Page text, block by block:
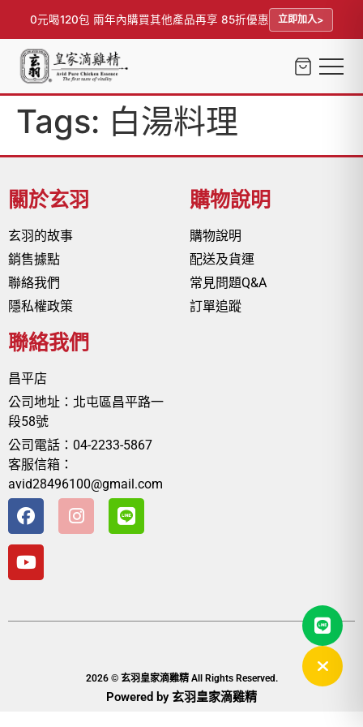
0元喝120包 兩年內購買其他產品再享 85折優惠 立即加入
Tags: 白湯料理
關於玄羽
玄羽的故事
銷售據點
聯絡我們
隱私權政策
購物說明
購物說明
配送及貨運
常見問題Q&A
訂單追蹤
聯絡我們
昌平店
公司地址：北屯區昌平路一
段58號
公司電話：04-2233-5867
客服信箱：
avid28496100@gmail.com
2026 © 玄羽皇家滴雞精 All Rights Reserved.
Powered by 玄羽皇家滴雞精